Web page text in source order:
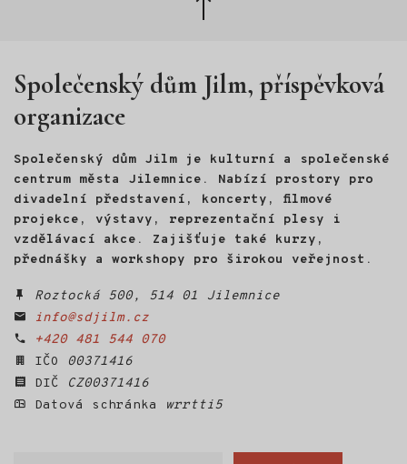
nahoru
Společenský dům Jilm, příspěvková
organizace
Společenský dům Jilm je kulturní a společenské
centrum města Jilemnice. Nabízí prostory pro
divadelní představení, koncerty, filmové
projekce, výstavy, reprezentační plesy i
vzdělávací akce. Zajišťuje také kurzy,
přednášky a workshopy pro širokou veřejnost.
Roztocká 500, 514 01 Jilemnice
info@sdjilm.cz
+420 481 544 070
IČO
00371416
DIČ
CZ00371416
Datová schránka
wrrtti5